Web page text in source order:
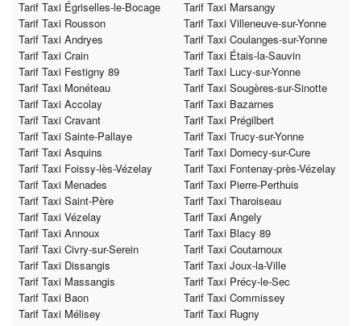
Tarif Taxi Égriselles-le-Bocage
Tarif Taxi Marsangy
Tarif Taxi Rousson
Tarif Taxi Villeneuve-sur-Yonne
Tarif Taxi Andryes
Tarif Taxi Coulanges-sur-Yonne
Tarif Taxi Crain
Tarif Taxi Étais-la-Sauvin
Tarif Taxi Festigny 89
Tarif Taxi Lucy-sur-Yonne
Tarif Taxi Monéteau
Tarif Taxi Sougères-sur-Sinotte
Tarif Taxi Accolay
Tarif Taxi Bazarnes
Tarif Taxi Cravant
Tarif Taxi Prégilbert
Tarif Taxi Sainte-Pallaye
Tarif Taxi Trucy-sur-Yonne
Tarif Taxi Asquins
Tarif Taxi Domecy-sur-Cure
Tarif Taxi Foissy-lès-Vézelay
Tarif Taxi Fontenay-près-Vézelay
Tarif Taxi Menades
Tarif Taxi Pierre-Perthuis
Tarif Taxi Saint-Père
Tarif Taxi Tharoiseau
Tarif Taxi Vézelay
Tarif Taxi Angely
Tarif Taxi Annoux
Tarif Taxi Blacy 89
Tarif Taxi Civry-sur-Serein
Tarif Taxi Coutarnoux
Tarif Taxi Dissangis
Tarif Taxi Joux-la-Ville
Tarif Taxi Massangis
Tarif Taxi Précy-le-Sec
Tarif Taxi Baon
Tarif Taxi Commissey
Tarif Taxi Mélisey
Tarif Taxi Rugny